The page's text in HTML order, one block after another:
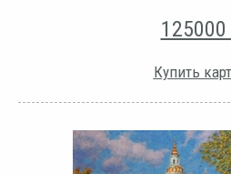
125000
Купить